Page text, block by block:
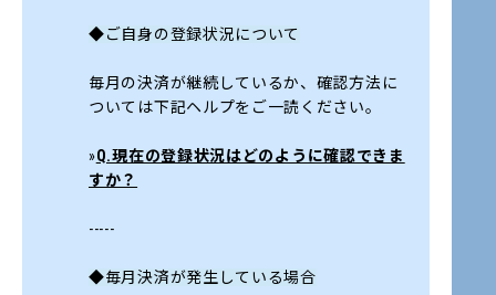
◆ご自身の登録状況について
毎月の決済が継続しているか、確認方法に
ついては下記ヘルプをご一読ください。
»Q.現在の登録状況はどのように確認できま
すか？
-----
◆毎月決済が発生している場合